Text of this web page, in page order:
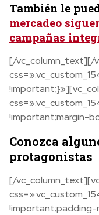
También le
mercadeo
campañas
[/vc_column_text][/
!important;margin-
Conozca
protagonistas
[/
!important;padding-